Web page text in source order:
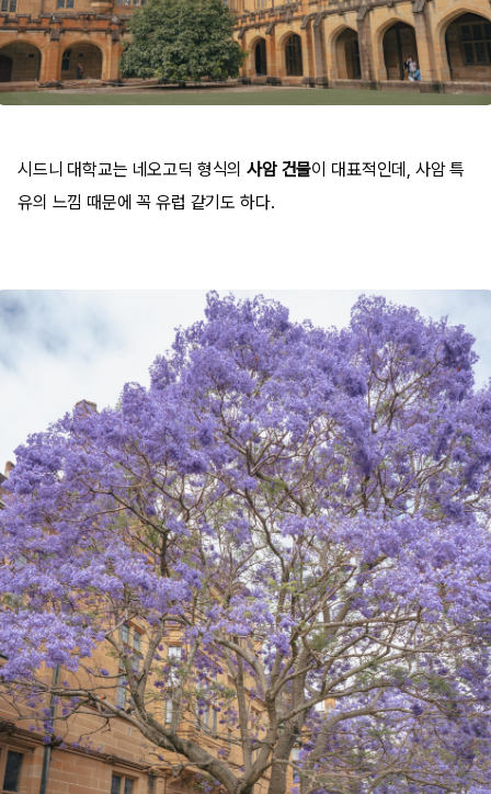
시드니 대학교는 네오고딕 형식의사암 건물이 대표적인데, 사암 특
유의 느낌 때문에 꼭 유럽 같기도 하다.